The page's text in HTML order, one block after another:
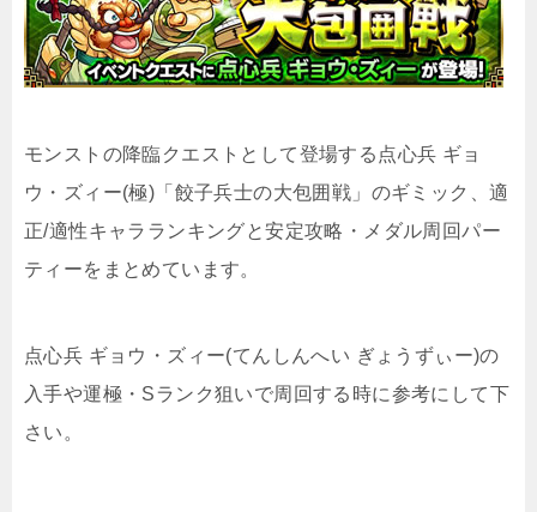
モンストの降臨クエストとして登場する点心兵 ギョ
ウ・ズィー(極)「餃子兵士の大包囲戦」のギミック、適
正/適性キャラランキングと安定攻略・メダル周回パー
ティーをまとめています。
点心兵 ギョウ・ズィー(てんしんへい ぎょうずぃー)の
入手や運極・Sランク狙いで周回する時に参考にして下
さい。